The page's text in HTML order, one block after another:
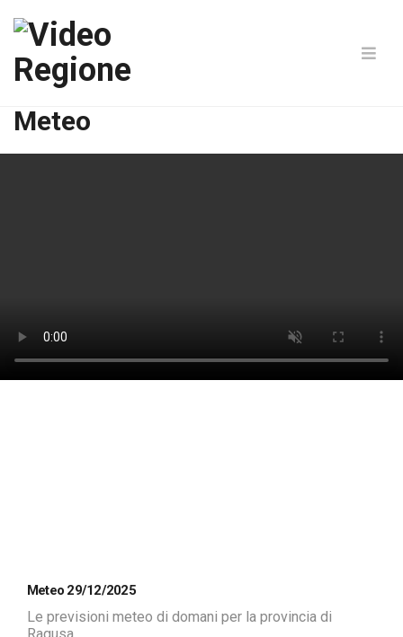
Meteo
Meteo 29/12/2025
Le previsioni meteo di domani per la provincia di